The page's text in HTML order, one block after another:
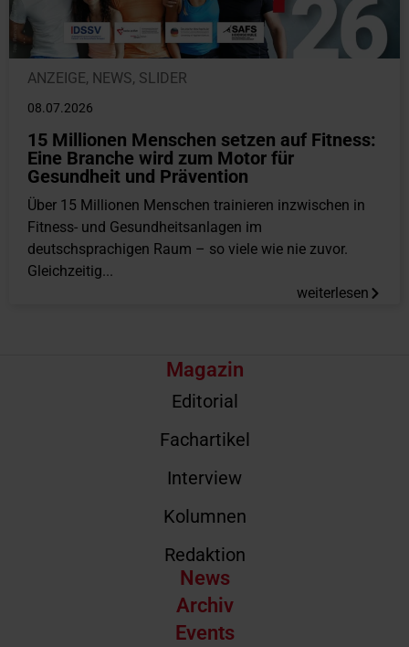
ANZEIGE, NEWS, SLIDER
08.07.2026
15 Millionen Menschen setzen auf Fitness:
Eine Branche wird zum Motor für
Gesundheit und Prävention
Über 15 Millionen Menschen trainieren inzwischen in
Fitness- und Gesundheitsanlagen im
deutschsprachigen Raum – so viele wie nie zuvor.
Gleichzeitig...
weiterlesen
Magazin
Editorial
Fachartikel
Interview
Kolumnen
Redaktion
News
Archiv
Events